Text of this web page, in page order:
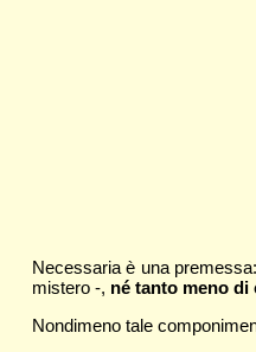
Necessaria è una
mistero -, né tanto meno di
Nondimeno tale